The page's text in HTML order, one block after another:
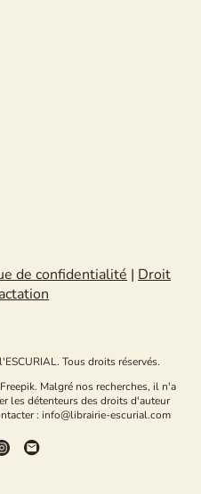
de confidentialité | Droit
Tous droits réservés.
Malgré nos recherches, il n'a
les détenteurs des droits d'auteur
: info@librairie-escurial.com